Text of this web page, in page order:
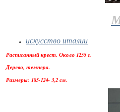
искусство италии
Расписанный крест. Около 1255 г.
Дерево, темпера.
Размеры: 185-124- 3,2 см.